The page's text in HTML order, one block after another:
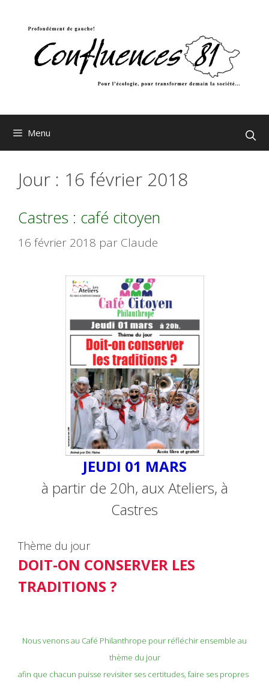
Menu
Jour : 16 février 2018
Castres : café citoyen
16 février 2018 par Claude
JEUDI 01 MARS
à partir de 20h, aux Ateliers, à
Castres
Thème du jour
DOIT-ON CONSERVER LES
TRADITIONS ?
Nous venons au Café Philanthrope pour réfléchir ensemble au
thème du jour
afin que chacun puisse revisiter ses certitudes, faire ses propres